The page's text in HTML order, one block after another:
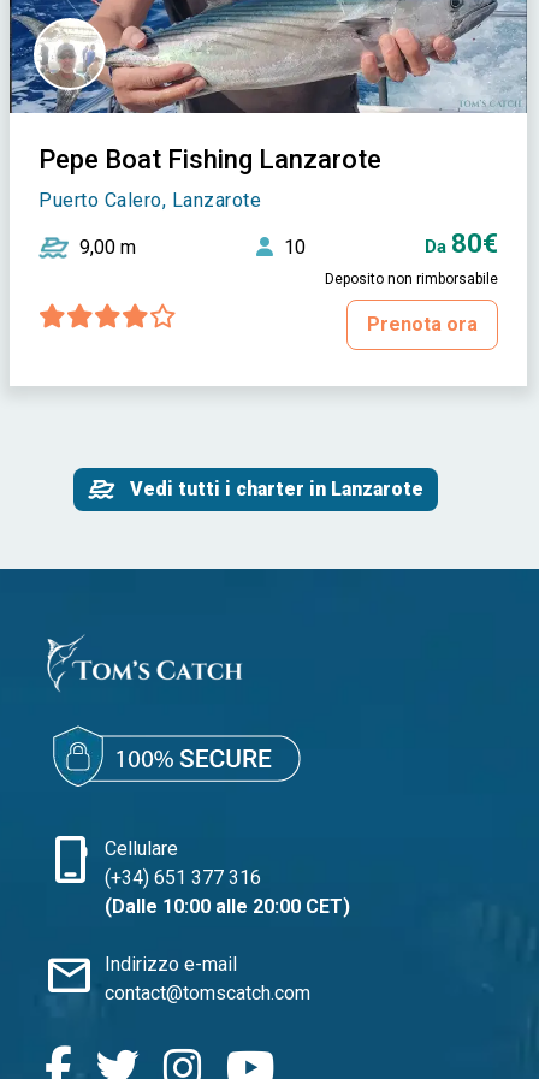
Pepe Boat Fishing Lanzarote
Puerto Calero, Lanzarote
9,00 m 10 Da 80€
Deposito non rimborsabile
Prenota ora
Vedi tutti i charter in Lanzarote
phone_iphone
Cellulare
(+34) 651 377 316
(Dalle 10:00 alle 20:00 CET)
mail
Indirizzo e-mail
contact@tomscatch.com